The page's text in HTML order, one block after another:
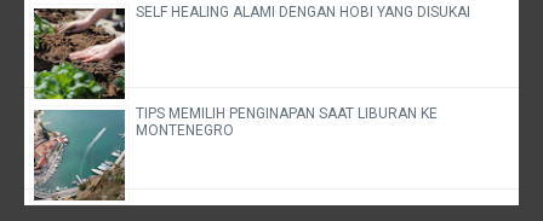
SELF HEALING ALAMI DENGAN HOBI YANG DISUKAI
TIPS MEMILIH PENGINAPAN SAAT LIBURAN KE
MONTENEGRO